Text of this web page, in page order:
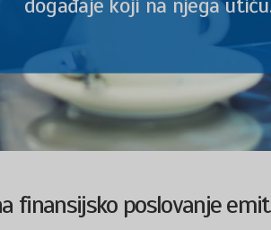
finansijsko poslovanje